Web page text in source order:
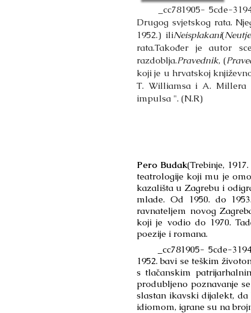
_cc781905- 5cde-
Drugog svjetskog rata.
1952.) iliNeisplakani(
rata.Također je autor
razdoblja.Pravednik, (
koji je u hrvatskoj
T. Williamsa i A. Millera
impulsa ". (N.R)
Pero Budak(Trebinje,
teatrologije koji mu je
kazališta u Zagrebu i
mlade. Od 1950. do
ravnateljem novog
koji je vodio do 1970.
poezije i romana.
_cc781905- 5cde-
1952. bavi se teškim
s tlačanskim
produbljeno poznavanje
slastan ikavski dijalekt,
idiomom, igrane su na